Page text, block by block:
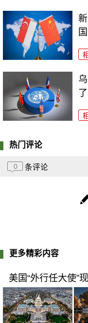
热门评论
0 条评论
更多精彩内容
美国“外行任大使”